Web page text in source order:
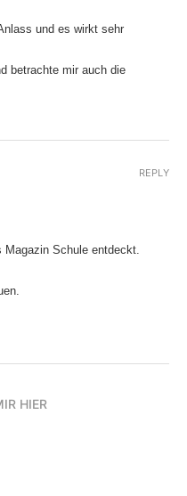
und es wirkt sehr
betrachte mir auch die
Schule entdeckt.
REPLY
HIER